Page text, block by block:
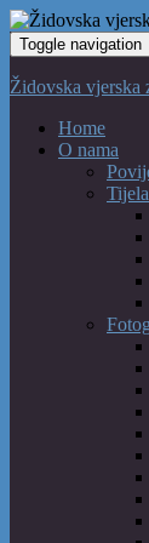
Toggle navigation
Home
O nama